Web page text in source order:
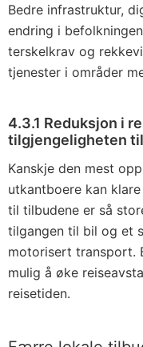
Bedre infrastruktur,
endring i
terskelkrav og
tjenester i områder
4.3.1 Reduksjon i
tilgjengeligheten
Kanskje den mest
utkantboere kan
til tilbudene er så
tilgangen til bil og et
motorisert transport.
mulig å øke
reisetiden.